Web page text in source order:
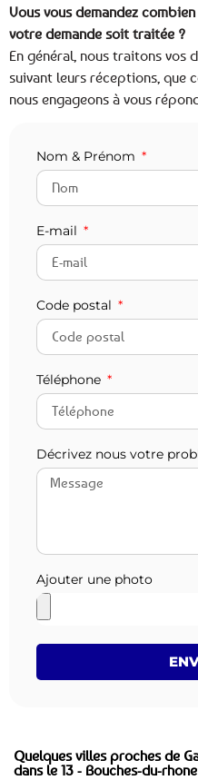
Vous vous demandez
votre demande soit traitée ?
En général, nous traitons vos
suivant leurs réceptions, que
nous engageons à vous
Nom & Prénom
E-mail
Code postal
Téléphone
Décrivez nous votre
Ajouter une photo
Quelques villes proches de
dans le 13 - Bouches-du-rhone